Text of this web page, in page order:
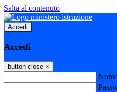
Salta al contenuto
Accedi
Accedi
button close ×